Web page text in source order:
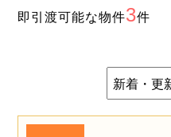
即引渡可能な物件3件